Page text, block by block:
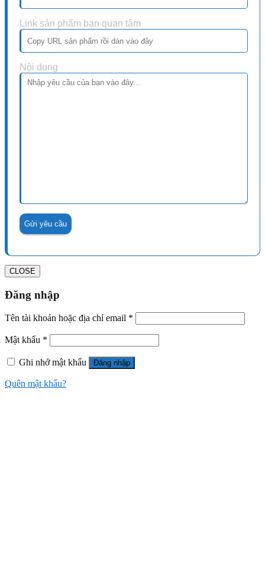
Link sản phẩm bạn quan tâm
Nội dung
CLOSE
Đăng nhập
Tên tài khoản hoặc địa chỉ email *
Mật khẩu *
Ghi nhớ mật khẩu Đăng nhập
Quên mật khẩu?